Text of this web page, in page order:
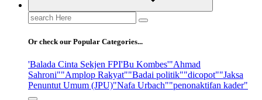
Search
for:
Or check our Popular Categories...
'Balada Cinta Sekjen FPI'Bu Kombes'"Ahmad
Sahroni""Amplop Rakyat""Badai politik""dicopot""Jaksa
Penuntut Umum (JPU)"Nafa Urbach""penonaktifan kader"